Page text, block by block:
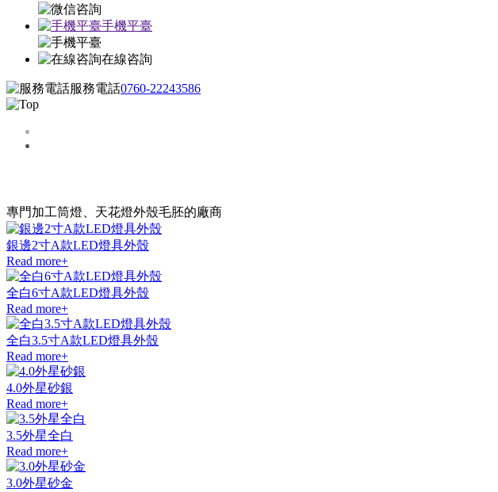
手機平臺
在線咨詢
服務電話0760-22243586
銀邊2寸A款LED燈具外殼
Read more+
全白6寸A款LED燈具外殼
Read more+
全白3.5寸A款LED燈具外殼
Read more+
4.0外星砂銀
Read more+
3.5外星全白
Read more+
3.0外星砂金
Read more+